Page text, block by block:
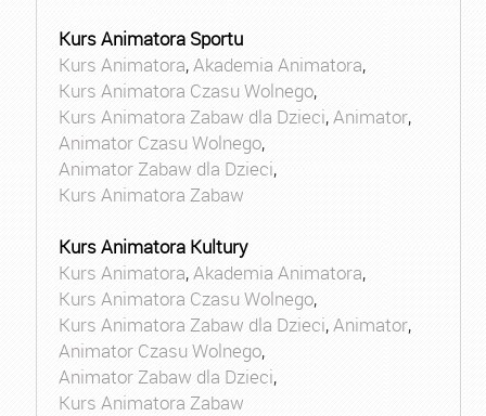
Kurs Animatora Sportu
Kurs Animatora,Akademia Animatora,
Kurs Animatora Czasu Wolnego,
Kurs Animatora Zabaw dla Dzieci,Animator,
Animator Czasu Wolnego,
Animator Zabaw dla Dzieci,
Kurs Animatora Zabaw
Kurs Animatora Kultury
Kurs Animatora,Akademia Animatora,
Kurs Animatora Czasu Wolnego,
Kurs Animatora Zabaw dla Dzieci,Animator,
Animator Czasu Wolnego,
Animator Zabaw dla Dzieci,
Kurs Animatora Zabaw